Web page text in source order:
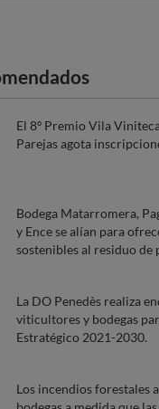
El 8º Premio Vila
Parejas agota
Bodega Matarromera,
y Ence se alían para
sostenibles al residuo de
La DO Penedès realiza
viticultores y bodegas
Estratégico 2021-2030.
Los incendios forestales